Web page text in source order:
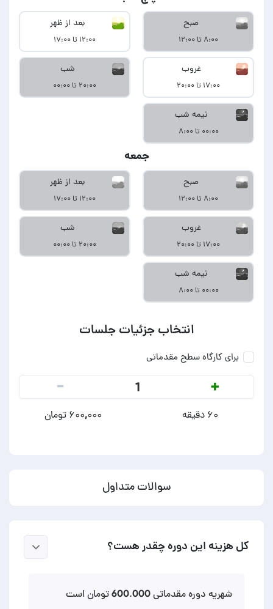
صبح
۸:۰۰ تا ۱۲:۰۰
بعد از ظهر
۱۲:۰۰ تا ۱۷:۰۰
غروب
۱۷:۰۰ تا ۲۰:۰۰
شب
۲۰:۰۰ تا ۰۰:۰۰
نیمه شب
۰۰:۰۰ تا ۸:۰۰
جمعه
صبح
۸:۰۰ تا ۱۲:۰۰
بعد از ظهر
۱۲:۰۰ تا ۱۷:۰۰
غروب
۱۷:۰۰ تا ۲۰:۰۰
شب
۲۰:۰۰ تا ۰۰:۰۰
نیمه شب
۰۰:۰۰ تا ۸:۰۰
انتخاب جزئیات جلسات
برای کارگاه سطح مقدماتی
+
1
-
۶۰ دقیقه ۶۰۰,۰۰۰ تومان
سوالات متداول
کل هزینه این دوره چقدر هست؟
شهریه دوره مقدماتی 600.000 تومان است